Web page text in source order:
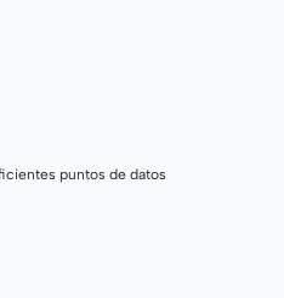
puntos de datos